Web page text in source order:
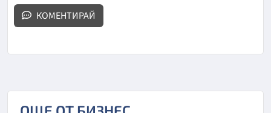
КОМЕНТИРАЙ